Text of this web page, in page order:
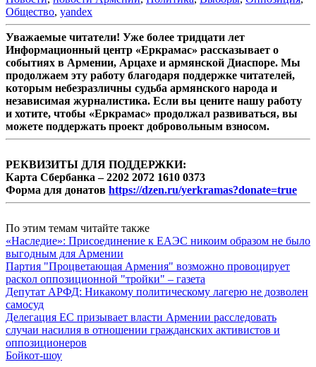
Общество, yandex
Уважаемые читатели! Уже более тридцати лет
Информационный центр «Еркрамас» рассказывает о
событиях в Армении, Арцахе и армянской Диаспоре. Мы
продолжаем эту работу благодаря поддержке читателей,
которым небезразличны судьба армянского народа и
независимая журналистика. Если вы цените нашу работу
и хотите, чтобы «Еркрамас» продолжал развиваться, вы
можете поддержать проект добровольным взносом.
РЕКВИЗИТЫ ДЛЯ ПОДДЕРЖКИ:
Карта Сбербанка – 2202 2072 1610 0373
Форма для донатов https://dzen.ru/yerkramas?donate=true
По этим темам читайте также
«Наследие»: Присоединение к ЕАЭС никоим образом не было
выгодным для Армении
Партия "Процветающая Армения" возможно провоцирует
раскол оппозиционной "тройки" – газета
Депутат АРФД: Никакому политическому лагерю не дозволен
самосуд
Делегация ЕС призывает власти Армении расследовать
случаи насилия в отношении гражданских активистов и
оппозиционеров
Бойкот-шоу